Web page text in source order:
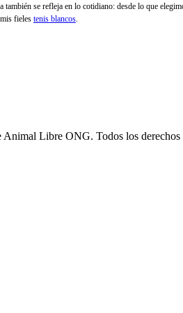
también se refleja en lo cotidiano: desde lo que
fieles tenis blancos.
Libre ONG. Todos los derechos